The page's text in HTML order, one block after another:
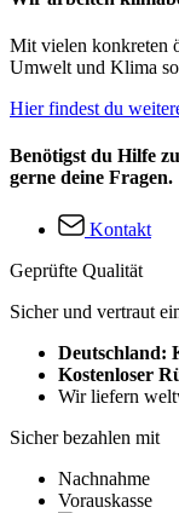
Mit vielen konkreten
Umwelt und Klima
Hier findest du
Benötigst du Hilfe
gerne deine Fragen.
Kontakt
Geprüfte Qualität
Sicher und vertraut
Deutschland:
Kostenloser
Wir liefern
Sicher bezahlen mit
Nachnahme
Vorauskasse